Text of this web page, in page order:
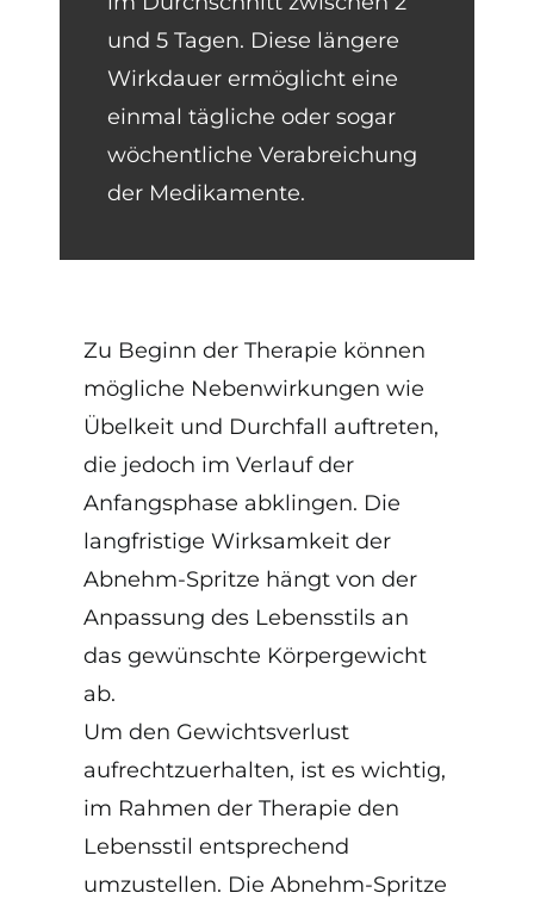
und 5 Tagen. Diese längere
Wirkdauer ermöglicht eine
einmal tägliche oder sogar
wöchentliche Verabreichung
der Medikamente.
Zu Beginn der Therapie können
mögliche Nebenwirkungen wie
Übelkeit und Durchfall auftreten,
die jedoch im Verlauf der
Anfangsphase abklingen. Die
langfristige Wirksamkeit der
Abnehm-Spritze hängt von der
Anpassung des Lebensstils an
das gewünschte Körpergewicht
ab.
Um den Gewichtsverlust
aufrechtzuerhalten, ist es wichtig,
im Rahmen der Therapie den
Lebensstil entsprechend
umzustellen. Die Abnehm-Spritze